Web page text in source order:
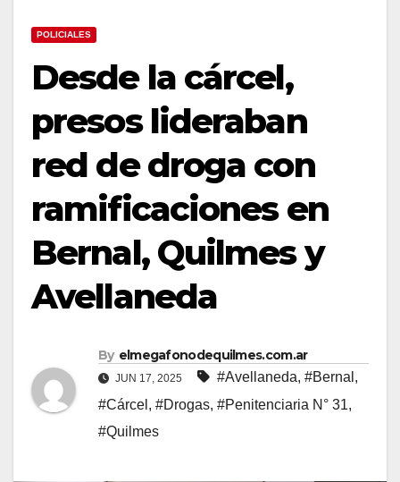
POLICIALES
Desde la cárcel,
presos lideraban
red de droga con
ramificaciones en
Bernal, Quilmes y
Avellaneda
By elmegafonodequilmes.com.ar
JUN 17, 2025 #Avellaneda, #Bernal ,
#Cárcel , #Drogas, #Penitenciaria N° 31,
#Quilmes